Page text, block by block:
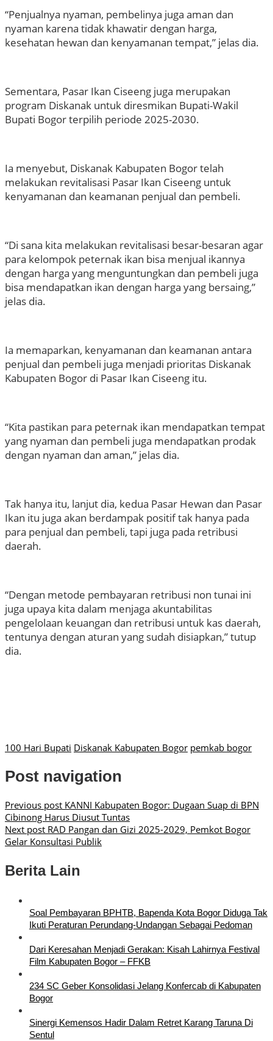
“Penjualnya nyaman, pembelinya juga aman dan
nyaman karena tidak khawatir dengan harga,
kesehatan hewan dan kenyamanan tempat,” jelas dia.
Sementara, Pasar Ikan Ciseeng juga merupakan
program Diskanak untuk diresmikan Bupati-Wakil
Bupati Bogor terpilih periode 2025-2030.
Ia menyebut, Diskanak Kabupaten Bogor telah
melakukan revitalisasi Pasar Ikan Ciseeng untuk
kenyamanan dan keamanan penjual dan pembeli.
“Di sana kita melakukan revitalisasi besar-besaran agar
para kelompok peternak ikan bisa menjual ikannya
dengan harga yang menguntungkan dan pembeli juga
bisa mendapatkan ikan dengan harga yang bersaing,”
jelas dia.
Ia memaparkan, kenyamanan dan keamanan antara
penjual dan pembeli juga menjadi prioritas Diskanak
Kabupaten Bogor di Pasar Ikan Ciseeng itu.
“Kita pastikan para peternak ikan mendapatkan tempat
yang nyaman dan pembeli juga mendapatkan prodak
dengan nyaman dan aman,” jelas dia.
Tak hanya itu, lanjut dia, kedua Pasar Hewan dan Pasar
Ikan itu juga akan berdampak positif tak hanya pada
para penjual dan pembeli, tapi juga pada retribusi
daerah.
“Dengan metode pembayaran retribusi non tunai ini
juga upaya kita dalam menjaga akuntabilitas
pengelolaan keuangan dan retribusi untuk kas daerah,
tentunya dengan aturan yang sudah disiapkan,” tutup
dia.
100 Hari Bupati Diskanak Kabupaten Bogor pemkab bogor
Post navigation
Previous post KANNI Kabupaten Bogor: Dugaan Suap di BPN
Cibinong Harus Diusut Tuntas
Next post RAD Pangan dan Gizi 2025-2029, Pemkot Bogor
Gelar Konsultasi Publik
Berita Lain
Soal Pembayaran BPHTB, Bapenda Kota Bogor Diduga Tak
Ikuti Peraturan Perundang-Undangan Sebagai Pedoman
Dari Keresahan Menjadi Gerakan: Kisah Lahirnya Festival
Film Kabupaten Bogor – FFKB
234 SC Geber Konsolidasi Jelang Konfercab di Kabupaten
Bogor
Sinergi Kemensos Hadir Dalam Retret Karang Taruna Di
Sentul